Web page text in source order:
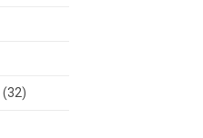
(32)